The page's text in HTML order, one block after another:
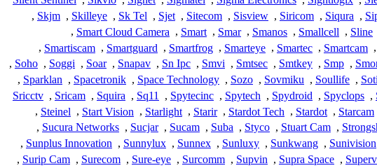
,
Siqura
,
Siricom
,
Sisview
,
Sitecom
,
Sjet
,
Sk Tel
,
Skilleye
,
Skjm
,
Sline
,
Smallcell
,
Smanos
,
Smar
,
Smart
,
Smart Cloud Camera
,
,
Smartcam
,
Smartec
,
Smarteye
,
Smartfrog
,
Smartguard
,
Smartiscam
,
,
Smp
,
Smtkey
,
Smtsec
,
Smvi
,
Sn Ipc
,
Snapav
,
Soar
,
Soggi
,
Soho
,
,
Soullife
,
Sovmiku
,
Sozo
,
Space Technology
,
Spacetronik
,
Sparklan
,
,
Spyclops
,
Spydroid
,
Spytech
,
Spytecinc
,
Sq11
,
Squira
,
Sricam
,
Sricctv
Starcam
,
Stardot
,
Stardot Tech
,
Starir
,
Starlight
,
Start Vision
,
Steinel
,
,
Stuart Cam
,
Styco
,
Suba
,
Sucam
,
Sucjar
,
Sucura Networks
,
Sunivision
,
Sunkwang
,
Sunluxy
,
Sunnex
,
Sunnylux
,
Sunplus Innovation
,
,
Supra Space
,
Supvin
,
Surcomm
,
Sure-eye
,
Surecom
,
Surip Cam
,